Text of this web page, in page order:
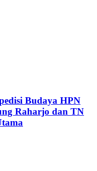
Budaya HPN
Raharjo dan TN